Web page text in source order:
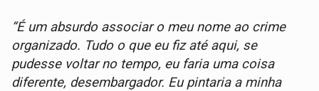
“É um absurdo associar o meu nome ao crime
organizado. Tudo o que eu fiz até aqui, se
pudesse voltar no tempo, eu faria uma coisa
diferente, desembargador. Eu pintaria a minha